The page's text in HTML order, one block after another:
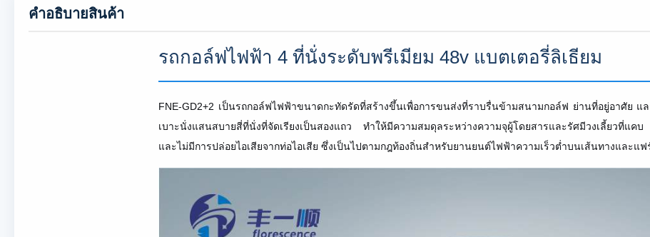
คําอธิบายสินค้า
รถกอล์ฟไฟฟ้า 4 ที่นั่งระดับพรีเมียม 48v แบตเตอรี่ลิเธียม
FNE-GD2+2 เป็นรถกอล์ฟไฟฟ้าขนาดกะทัดรัดที่สร้างขึ้นเพื่อการขนส่งที่ราบรื่นข้ามสนามกอล์ฟ ย่านที่อยู่อาศัย แ
เบาะนั่งแสนสบายสี่ที่นั่งที่จัดเรียงเป็นสองแถว ทำให้มีความสมดุลระหว่างความจุผู้โดยสารและรัศมีวงเลี้ยวที่แค
และไม่มีการปล่อยไอเสียจากท่อไอเสีย ซึ่งเป็นไปตามกฎท้องถิ่นสำหรับยานยนต์ไฟฟ้าความเร็วต่ำบนเส้นทางและแฟ